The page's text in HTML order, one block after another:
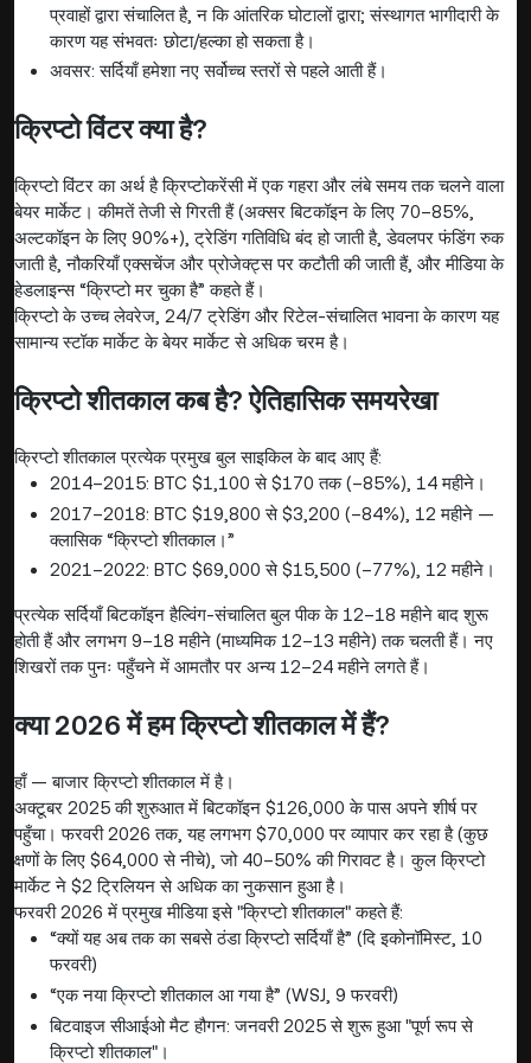
प्रवाहों द्वारा संचालित है, न कि आंतरिक घोटालों द्वारा; संस्थागत भागीदारी के
कारण यह संभवतः छोटा/हल्का हो सकता है।
अवसर: सर्दियाँ हमेशा नए सर्वोच्च स्तरों से पहले आती हैं।
क्रिप्टो विंटर क्या है?
क्रिप्टो विंटर का अर्थ है क्रिप्टोकरेंसी में एक गहरा और लंबे समय तक चलने वाला
बेयर मार्केट। कीमतें तेजी से गिरती हैं (अक्सर बिटकॉइन के लिए 70–85%,
अल्टकॉइन के लिए 90%+), ट्रेडिंग गतिविधि बंद हो जाती है, डेवलपर फंडिंग रुक
जाती है, नौकरियाँ एक्सचेंज और प्रोजेक्ट्स पर कटौती की जाती हैं, और मीडिया के
हेडलाइन्स “क्रिप्टो मर चुका है” कहते हैं।
क्रिप्टो के उच्च लेवरेज, 24/7 ट्रेडिंग और रिटेल-संचालित भावना के कारण यह
सामान्य स्टॉक मार्केट के बेयर मार्केट से अधिक चरम है।
क्रिप्टो शीतकाल कब है? ऐतिहासिक समयरेखा
क्रिप्टो शीतकाल प्रत्येक प्रमुख बुल साइकिल के बाद आए हैं:
2014–2015: BTC $1,100 से $170 तक (–85%), 14 महीने।
2017–2018: BTC $19,800 से $3,200 (–84%), 12 महीने —
क्लासिक “क्रिप्टो शीतकाल।”
2021–2022: BTC $69,000 से $15,500 (–77%), 12 महीने।
प्रत्येक सर्दियाँ बिटकॉइन हैल्विंग-संचालित बुल पीक के 12–18 महीने बाद शुरू
होती हैं और लगभग 9–18 महीने (माध्यमिक 12–13 महीने) तक चलती हैं। नए
शिखरों तक पुनः पहुँचने में आमतौर पर अन्य 12–24 महीने लगते हैं।
क्या 2026 में हम क्रिप्टो शीतकाल में हैं?
हाँ — बाजार क्रिप्टो शीतकाल में है।
अक्टूबर 2025 की शुरुआत में बिटकॉइन $126,000 के पास अपने शीर्ष पर
पहुँचा। फरवरी 2026 तक, यह लगभग $70,000 पर व्यापार कर रहा है (कुछ
क्षणों के लिए $64,000 से नीचे), जो 40–50% की गिरावट है। कुल क्रिप्टो
मार्केट ने $2 ट्रिलियन से अधिक का नुकसान हुआ है।
फरवरी 2026 में प्रमुख मीडिया इसे "क्रिप्टो शीतकाल" कहते हैं:
“क्यों यह अब तक का सबसे ठंडा क्रिप्टो सर्दियाँ है” (दि इकोनॉमिस्ट, 10
फरवरी)
“एक नया क्रिप्टो शीतकाल आ गया है” (WSJ, 9 फरवरी)
बिटवाइज सीआईओ मैट हौगन: जनवरी 2025 से शुरू हुआ "पूर्ण रूप से
क्रिप्टो शीतकाल"।